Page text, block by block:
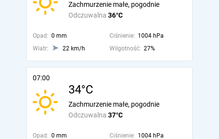
Odczuwalna 36°C
Zachmurzenie małe, pogodnie
Opad: 0 mm Ciśnienie: 1004 hPa
Wiatr:
22 km/h Wilgotność: 27%
07:00
34°C
Odczuwalna 37°C
Zachmurzenie małe, pogodnie
Opad: 0 mm Ciśnienie: 1004 hPa